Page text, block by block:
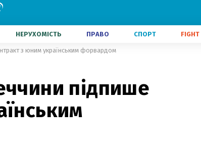
НЕРУХОМІСТЬ ПРАВО СПОРТ FIGHT
з юним українським форвардом
підпише